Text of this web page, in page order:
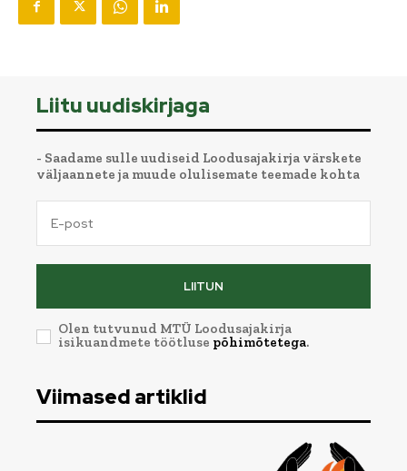
Liitu uudiskirjaga
- Saadame sulle uudiseid Loodusajakirja värskete
väljaannete ja muude olulisemate teemade kohta
LIITUN
Olen tutvunud MTÜ Loodusajakirja
isikuandmete töötluse põhimõtetega.
Viimased artiklid